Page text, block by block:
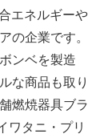
エネルギーや
の企業です。
ンベを製造
な商品も取り
燃焼器具ブラ
ワタニ・プリ